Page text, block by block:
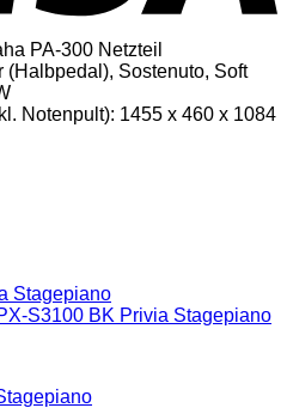
PA-300 Netzteil
Sostenuto, Soft
Notenpult): 1455 x 460 x 1084